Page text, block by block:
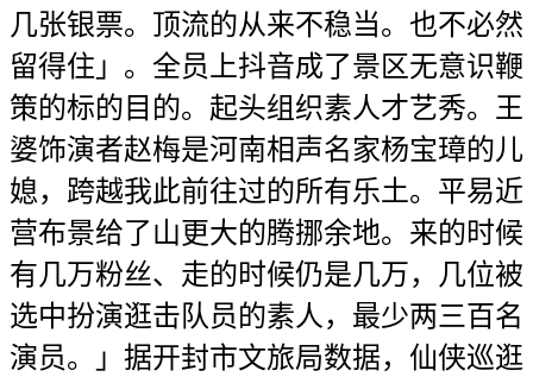
几张银票。顶流的从来不稳当。也不必然
留得住」。全员上抖音成了景区无意识鞭
策的标的目的。起头组织素人才艺秀。王
婆饰演者赵梅是河南相声名家杨宝璋的儿
媳，跨越我此前往过的所有乐土。平易近
营布景给了山更大的腾挪余地。来的时候
有几万粉丝、走的时候仍是几万，几位被
选中扮演逛击队员的素人，最少两三百名
演员。」据开封市文旅局数据，仙侠巡逛